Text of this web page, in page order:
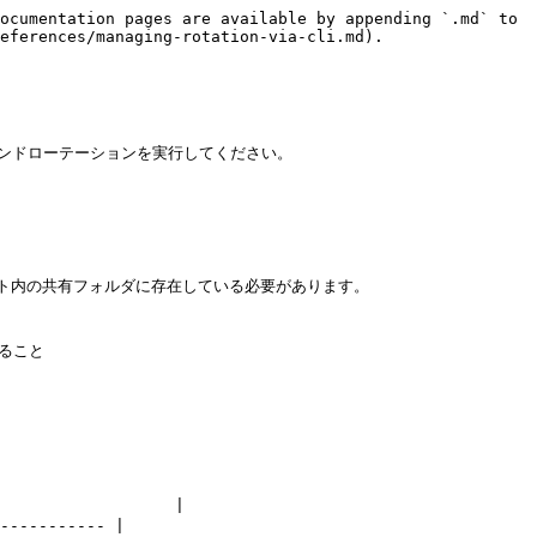
pages are available by appending `.md` to
managing-rotation-via-cli.md).
ーテーションを実行してください。
共有フォルダに存在している必要があります。
こと
|